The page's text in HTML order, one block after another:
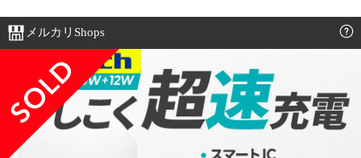
メルカリShops